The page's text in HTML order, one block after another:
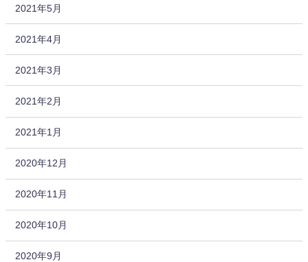
2021年5月
2021年4月
2021年3月
2021年2月
2021年1月
2020年12月
2020年11月
2020年10月
2020年9月